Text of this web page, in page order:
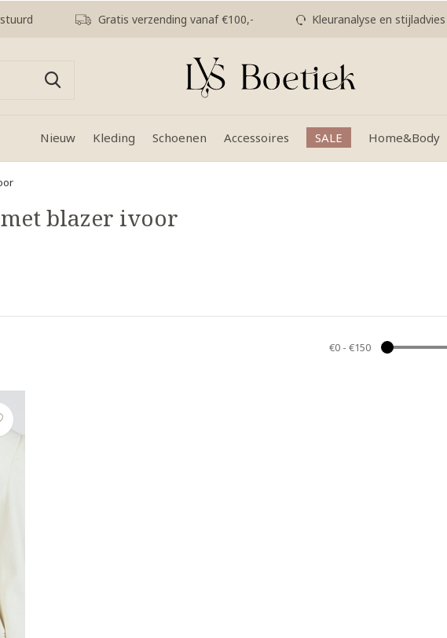
Nieuw Kleding Schoenen Accessoires SALE Home&Body
Gratis verzending vanaf €100,- Kleuranalyse en stijladvies
blazer ivoor
€0- €150